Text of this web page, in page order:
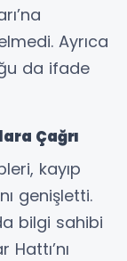
Ayrıca
da ifade
Çağrı
kayıp
genişletti.
bilgi sahibi